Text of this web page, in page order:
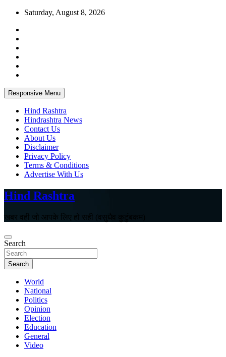
Skip
content
Saturday, August 8, 2026
Responsive Menu
Hind Rashtra
Hindrashtra News
Contact Us
About Us
Disclaimer
Privacy Policy
Terms & Conditions
Advertise With Us
Hind Rashtra
खबर वही जो आपके लिए हो सही (वसुधैव कुटुंबकम)
Search
Search
World
National
Politics
Opinion
Election
Education
General
Video